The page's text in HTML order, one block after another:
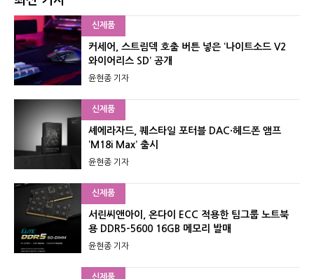
신제품
커세어, 스트림덱 호출 버튼 넣은 ‘나이트소드 V2
와이어리스 SD’ 공개
윤현종 기자
신제품
셰에라자드, 퀘스타일 포터블 DAC·헤드폰 앰프
‘M18i Max’ 출시
윤현종 기자
신제품
서린씨앤아이, 온다이 ECC 적용한 팀그룹 노트북
용 DDR5-5600 16GB 메모리 발매
윤현종 기자
신제품